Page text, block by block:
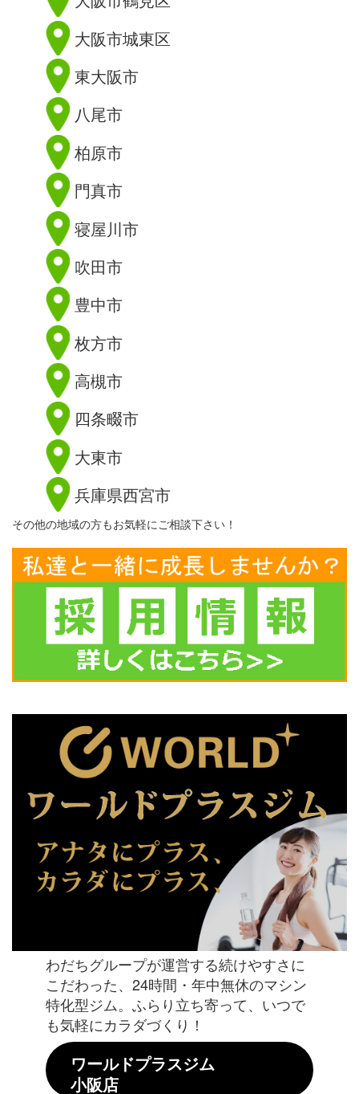
大阪市城東区
東大阪市
八尾市
柏原市
門真市
寝屋川市
吹田市
豊中市
枚方市
高槻市
四条畷市
大東市
兵庫県西宮市
その他の地域の方もお気軽にご相談下さい！
わだちグループが運営する続けやすさに
こだわった、24時間・年中無休のマシン
特化型ジム。ふらり立ち寄って、いつで
も気軽にカラダづくり！
ワールドプラスジム
小阪店